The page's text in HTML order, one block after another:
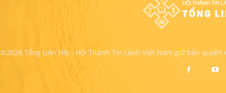
©2026 Tổng Liên Hội - Hội Thánh Tin Lành Việt Nam giữ bản